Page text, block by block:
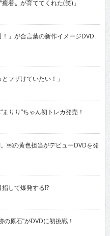
着〟が育ててくれた(笑)」
」が合言葉の新作イメージDVD
フザけていたい！」
りり”ちゃん初トレカ発売！
￼の黄色担当がデビューDVDを発
して爆発する!?
原石”がDVDに初挑戦！